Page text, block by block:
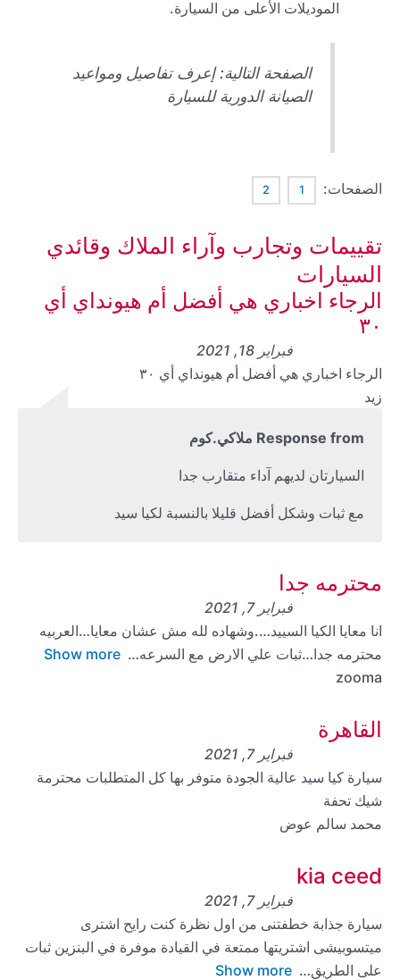
الموديلات الأعلى من السيارة.
الصفحة التالية: إعرف تفاصيل ومواعيد
الصيانة الدورية للسيارة
الصفحات: 1
2
تقييمات وتجارب وآراء الملاك وقائدي
السيارات
الرجاء اخباري هي أفضل أم هيونداي أي
٣٠
فبراير 18, 2021
الرجاء اخباري هي أفضل أم هيونداي أي ٣٠
زيد
Response from ملاكي.كوم
السيارتان لديهم آداء متقارب جدا
مع ثبات وشكل أفضل قليلا بالنسبة لكيا سيد
محترمه جدا
فبراير 7, 2021
انا معايا الكيا السييد….وشهاده لله مش عشان معايا…العربيه
محترمه جدا…ثبات علي الارض مع السرعه
Show more
zooma
القاهرة
فبراير 7, 2021
سيارة كيا سيد عالية الجودة متوفر بها كل المتطلبات محترمة
شيك تحفة
محمد سالم عوض
kia ceed
فبراير 7, 2021
سيارة جذابة خطفتنى من اول نظرة كنت رايح اشترى
ميتسوبيشى اشتريتها ممتعة في القيادة موفرة في البنزين ثبات
على الطريق
Show more